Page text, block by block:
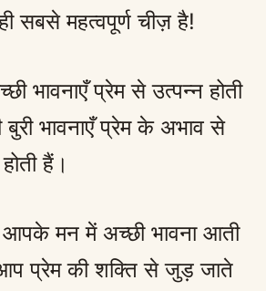
सबसे महत्वपूर्ण चीज़ है!
भावनाएँ प्रेम से उत्पन्न होती
भावनाएँ प्रेम के अभाव से
हैं।
मन में अच्छी भावना आती
प्रेम की शक्ति से जुड़ जाते